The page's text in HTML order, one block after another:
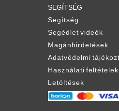
SEGÍTSÉG
Segítség
Segédlet videók
Magánhirdetések
Adatvédelmi
Használati feltételek
Letöltések